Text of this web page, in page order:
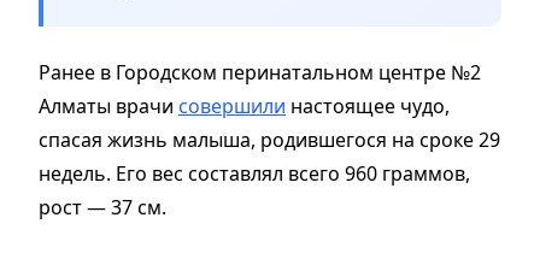
Ранее в Городском перинатальном центре №2
Алматы врачи совершили настоящее чудо,
спасая жизнь малыша, родившегося на сроке 29
недель. Его вес составлял всего 960 граммов,
рост — 37 см.